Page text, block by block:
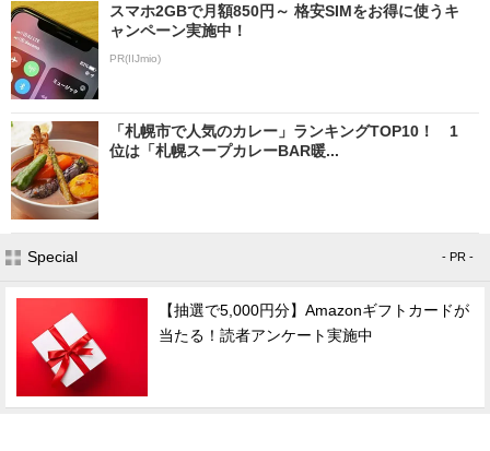
スマホ2GBで月額850円～ 格安SIMをお得に使うキ
ャンペーン実施中！
PR(IIJmio)
「札幌市で人気のカレー」ランキングTOP10！ 1
位は「札幌スープカレーBAR暖...
Special - PR -
【抽選で5,000円分】Amazonギフトカードが
当たる！読者アンケート実施中